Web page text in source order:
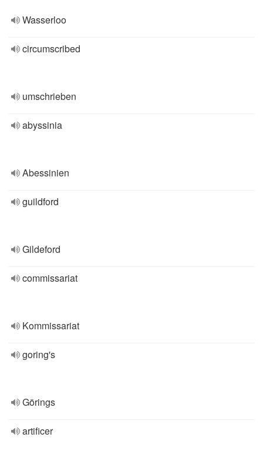
Wasserloo
circumscribed
umschrieben
abyssinia
Abessinien
guildford
Gildeford
commissariat
Kommissariat
goring's
Görings
artificer